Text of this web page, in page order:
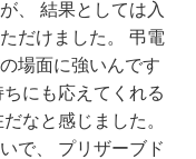
、 結果としては入
だけました。 弔電
場面に強いんです
にも応えてくれる
なと感じました。
で、 プリザーブド